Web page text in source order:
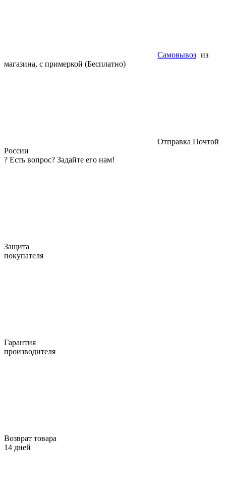
Самовывоз из
магазина, с примеркой (Бесплатно)
Отправка Почтой
России
? Есть вопрос? Задайте его нам!
Защита
покупателя
Гарантия
производителя
Возврат товара
14 дней